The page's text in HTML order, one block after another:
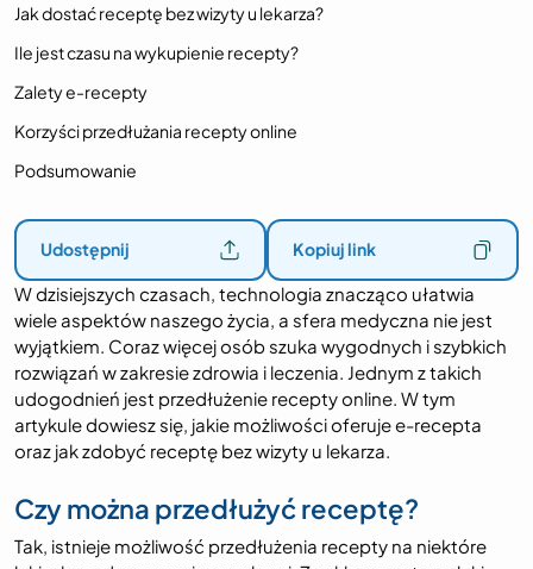
Jak dostać receptę bez wizyty u lekarza?
Ile jest czasu na wykupienie recepty?
Zalety e-recepty
Korzyści przedłużania recepty online
Podsumowanie
Udostępnij Kopiuj link
W dzisiejszych czasach, technologia znacząco ułatwia
wiele aspektów naszego życia, a sfera medyczna nie jest
wyjątkiem. Coraz więcej osób szuka wygodnych i szybkich
rozwiązań w zakresie zdrowia i leczenia. Jednym z takich
udogodnień jest przedłużenie recepty online. W tym
artykule dowiesz się, jakie możliwości oferuje e-recepta
oraz jak zdobyć receptę bez wizyty u lekarza.
Czy można przedłużyć receptę?
Tak, istnieje możliwość przedłużenia recepty na niektóre